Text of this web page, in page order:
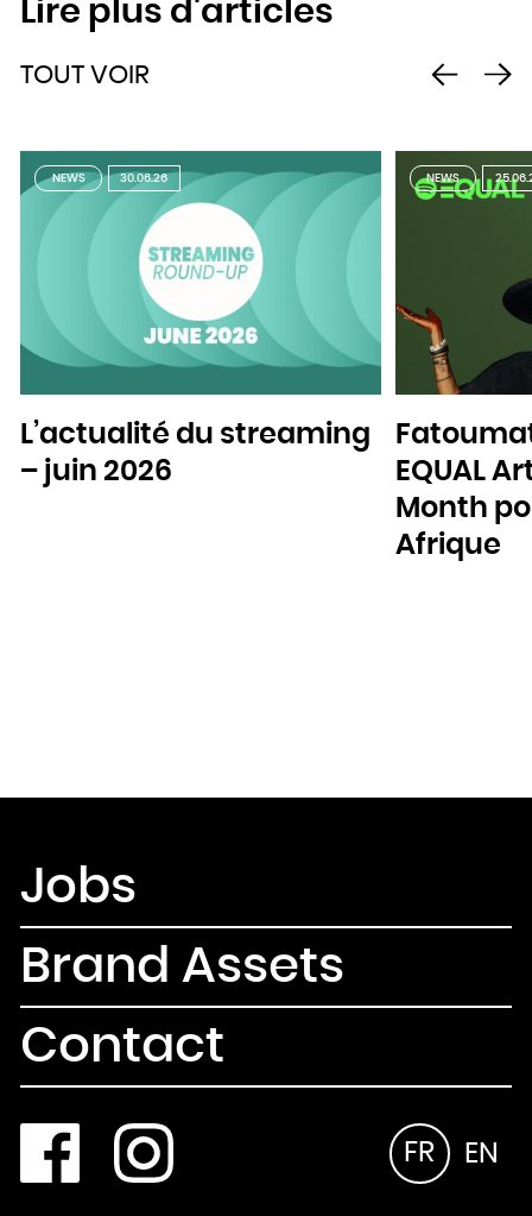
Lire plus d'articles
TOUT VOIR
NEWS 30.06.26
L’actualité du streaming
– juin 2026
NEWS
EQUAL
Month
Afrique
Jobs
Brand Assets
Contact
FR EN